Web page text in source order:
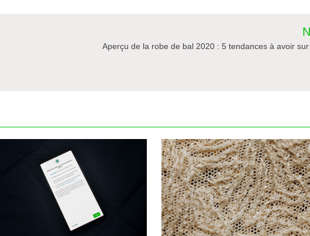
Aperçu de la robe de bal 2020 : 5 tendances à avoir